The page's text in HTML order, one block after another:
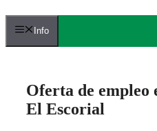
Info
Oferta de empleo
El Escorial